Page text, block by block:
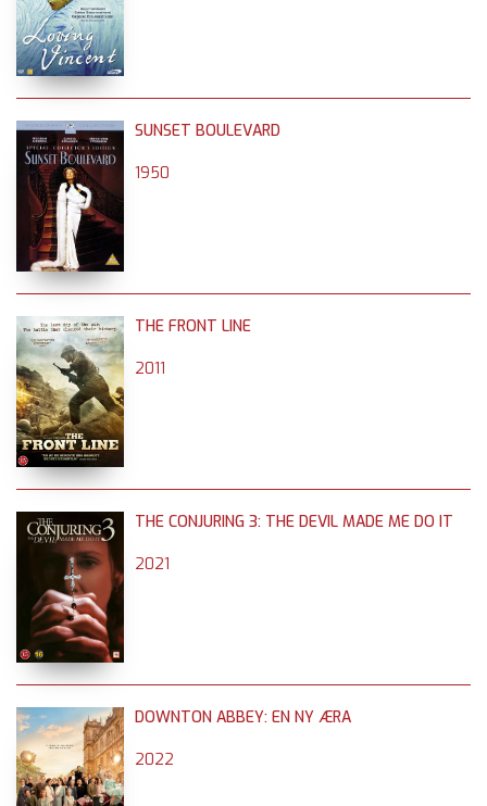
SUNSET BOULEVARD
1950
THE FRONT LINE
2011
THE CONJURING 3: THE DEVIL MADE ME DO IT
2021
DOWNTON ABBEY: EN NY ÆRA
2022